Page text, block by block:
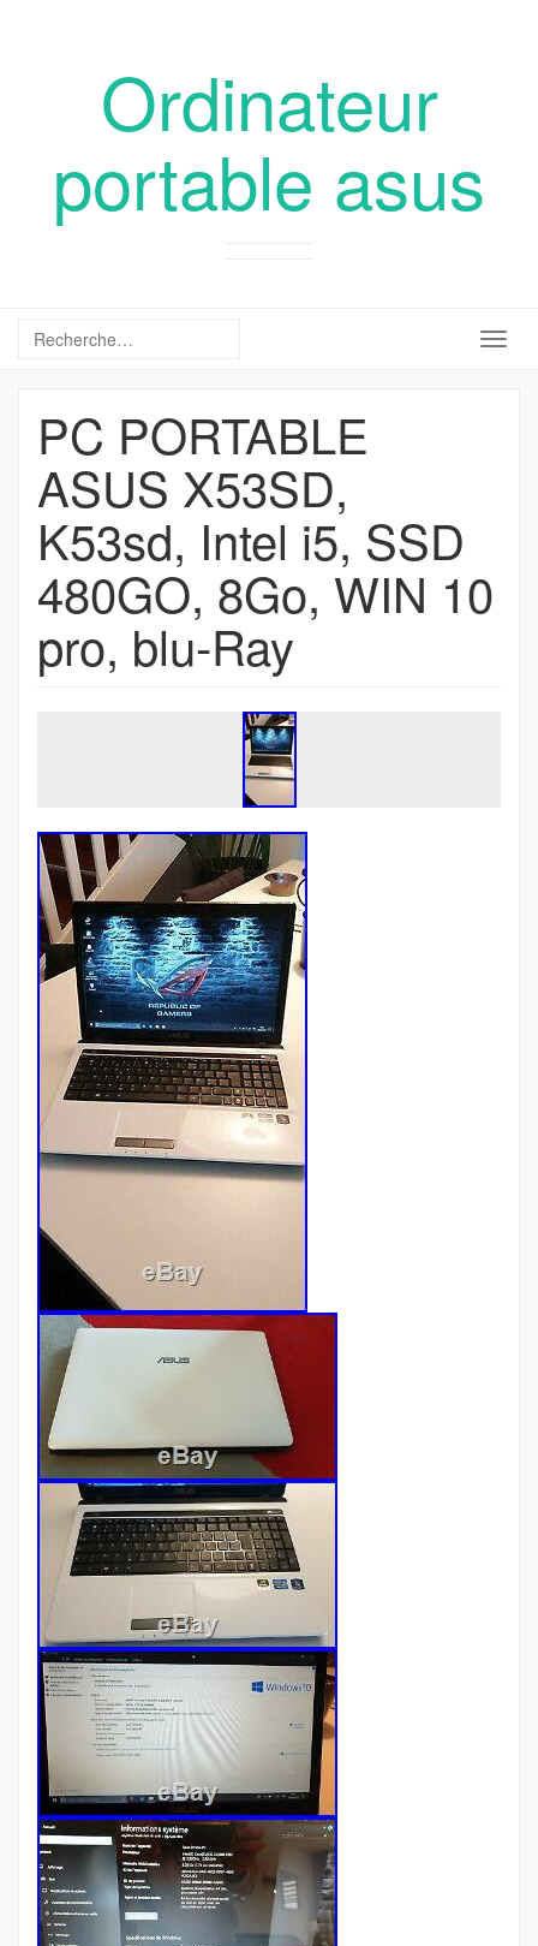
Ordinateur
portable asus
PC PORTABLE
ASUS X53SD,
K53sd, Intel i5, SSD
480GO, 8Go, WIN 10
pro, blu-Ray